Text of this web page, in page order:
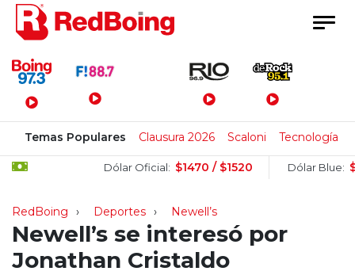
Menú Principal
Temas Populares Clausura 2026 Scaloni Tecnología
Dólar Oficial: $1470 / $1520 Dólar Blue:
RedBoing Deportes Newell’s
Newell’s se interesó por
Jonathan Cristaldo